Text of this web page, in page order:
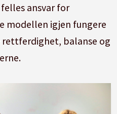
ansvar for
modellen igjen fungere
rettferdighet, balanse og